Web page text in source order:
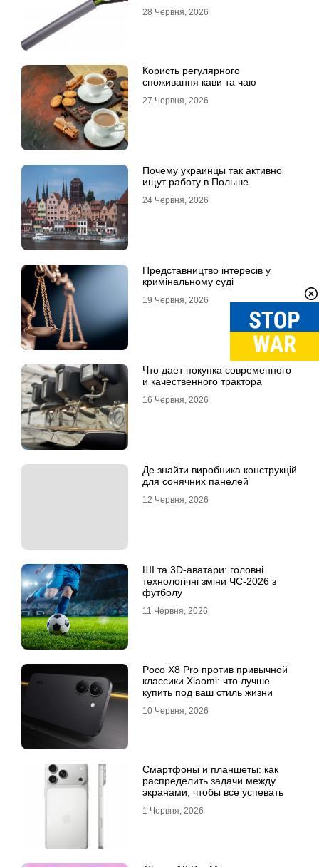
28 Червня, 2026
Користь регулярного
споживання кави та чаю
27 Червня, 2026
Почему украинцы так активно
ищут работу в Польше
24 Червня, 2026
Представництво інтересів у
кримінальному суді
19 Червня, 2026
Что дает покупка современного
и качественного трактора
16 Червня, 2026
Де знайти виробника конструкцій
для сонячних панелей
12 Червня, 2026
ШІ та 3D-аватари: головні
технологічні зміни ЧС-2026 з
футболу
11 Червня, 2026
Poco X8 Pro против привычной
классики Xiaomi: что лучше
купить под ваш стиль жизни
10 Червня, 2026
Смартфоны и планшеты: как
распределить задачи между
экранами, чтобы все успевать
1 Червня, 2026